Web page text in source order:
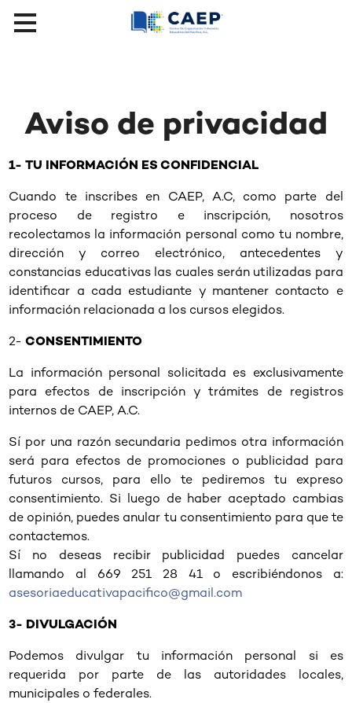
Aviso de privacidad
1- TU INFORMACIÓN ES CONFIDENCIAL
Cuando te inscribes en CAEP, A.C, como parte del
proceso de registro e inscripción, nosotros
recolectamos la información personal como tu nombre,
dirección y correo electrónico, antecedentes y
constancias educativas las cuales serán utilizadas para
identificar a cada estudiante y mantener contacto e
información relacionada a los cursos elegidos.
2-CONSENTIMIENTO
La información personal solicitada es exclusivamente
para efectos de inscripción y trámites de registros
internos de CAEP, A.C.
Sí por una razón secundaria pedimos otra información
será para efectos de promociones o publicidad para
futuros cursos, para ello te pediremos tu expreso
consentimiento. Si luego de haber aceptado cambias
de opinión, puedes anular tu consentimiento para que te
contactemos.
Sí no deseas recibir publicidad puedes cancelar
llamando al 669 251 28 41 o escribiéndonos a:
asesoriaeducativapacifico@gmail.com
3- DIVULGACIÓN
Podemos divulgar tu información personal si es
requerida por parte de las autoridades locales,
municipales o federales.